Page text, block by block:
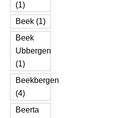
(1)
Beek (1)
Beek
Ubbergen
(1)
Beekbergen
(4)
Beerta